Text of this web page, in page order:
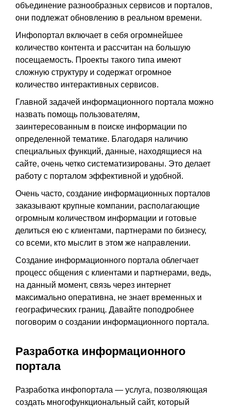
объединение разнообразных сервисов и порталов,
они подлежат обновлению в реальном времени.
Инфопортал включает в себя огромнейшее
количество контента и рассчитан на большую
посещаемость. Проекты такого типа имеют
сложную структуру и содержат огромное
количество интерактивных сервисов.
Главной задачей информационного портала можно
назвать помощь пользователям,
заинтересованным в поиске информации по
определенной тематике. Благодаря наличию
специальных функций, данные, находящиеся на
сайте, очень четко систематизированы. Это делает
работу с порталом эффективной и удобной.
Очень часто, создание информационных порталов
заказывают крупные компании, располагающие
огромным количеством информации и готовые
делиться ею с клиентами, партнерами по бизнесу,
со всеми, кто мыслит в этом же направлении.
Создание информационного портала облегчает
процесс общения с клиентами и партнерами, ведь,
на данный момент, связь через интернет
максимально оперативна, не знает временных и
географических границ. Давайте поподробнее
поговорим о создании информационного портала.
Разработка информационного
портала
Разработка инфопортала — услуга, позволяющая
создать многофункциональный сайт, который